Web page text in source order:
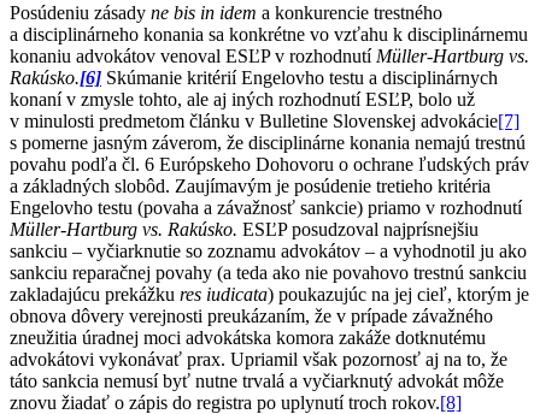
Posúdeniu zásady ne bis in idem a konkurencie trestného
a disciplinárneho konania sa konkrétne vo vzťahu k disciplinárnemu
konaniu advokátov venoval ESĽP v rozhodnutí Müller-Hartburg vs.
Rakúsko.[6] Skúmanie kritérií Engelovho testu a disciplinárnych
konaní v zmysle tohto, ale aj iných rozhodnutí ESĽP, bolo už
v minulosti predmetom článku v Bulletine Slovenskej advokácie[7]
s pomerne jasným záverom, že disciplinárne konania nemajú trestnú
povahu podľa čl. 6 Európskeho Dohovoru o ochrane ľudských práv
a základných slobôd. Zaujímavým je posúdenie tretieho kritéria
Engelovho testu (povaha a závažnosť sankcie) priamo v rozhodnutí
Müller-Hartburg vs. Rakúsko. ESĽP posudzoval najprísnejšiu
sankciu – vyčiarknutie so zoznamu advokátov – a vyhodnotil ju ako
sankciu reparačnej povahy (a teda ako nie povahovo trestnú sankciu
zakladajúcu prekážku res iudicata) poukazujúc na jej cieľ, ktorým je
obnova dôvery verejnosti preukázaním, že v prípade závažného
zneužitia úradnej moci advokátska komora zakáže dotknutému
advokátovi vykonávať prax. Upriamil však pozornosť aj na to, že
táto sankcia nemusí byť nutne trvalá a vyčiarknutý advokát môže
znovu žiadať o zápis do registra po uplynutí troch rokov.[8]